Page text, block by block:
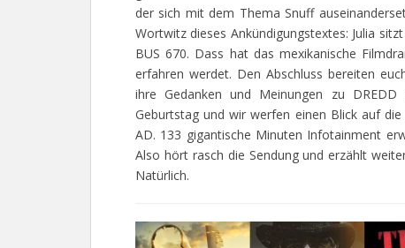
der sich mit dem Thema Snuff
Wortwitz dieses Ankündigungstextes: Julia
BUS 670. Dass hat das mexikanische
erfahren werdet. Den Abschluss bereiten
ihre Gedanken und Meinungen zu
Geburtstag und wir werfen einen Blick auf
AD. 133 gigantische Minuten Infotainment
Also hört rasch die Sendung und erzählt
Natürlich.